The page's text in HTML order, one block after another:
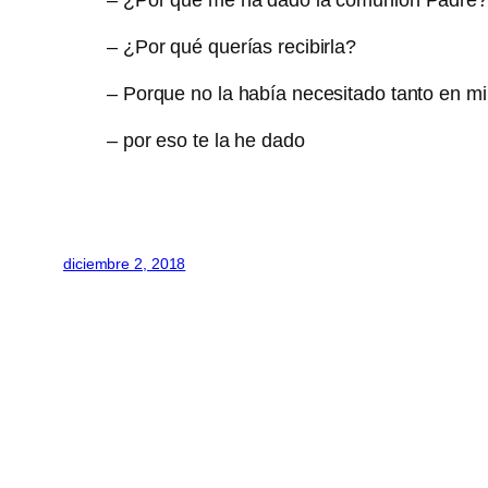
– ¿Por qué querías recibirla?
– Porque no la había necesitado tanto en
– por eso te la he dado
diciembre 2, 2018